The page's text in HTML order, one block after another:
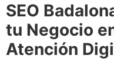
SEO
tu Negocio
Atención